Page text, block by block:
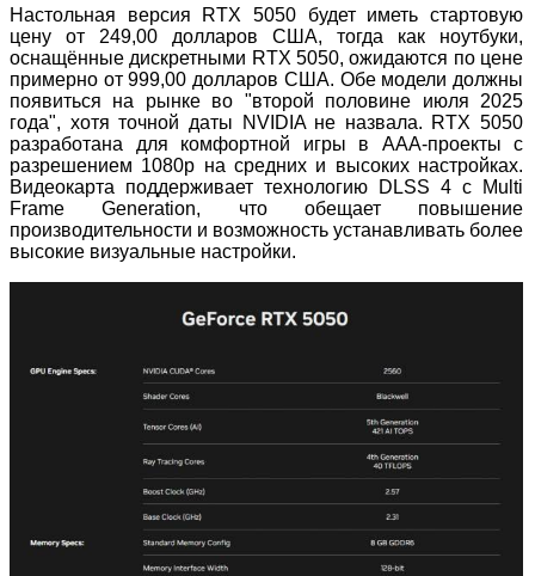
Настольная версия RTX 5050 будет иметь стартовую
цену от 249,00 долларов США, тогда как ноутбуки,
оснащённые дискретными RTX 5050, ожидаются по цене
примерно от 999,00 долларов США. Обе модели должны
появиться на рынке во "второй половине июля 2025
года", хотя точной даты NVIDIA не назвала. RTX 5050
разработана для комфортной игры в ААА-проекты с
разрешением 1080p на средних и высоких настройках.
Видеокарта поддерживает технологию DLSS 4 с Multi
Frame Generation, что обещает повышение
производительности и возможность устанавливать более
высокие визуальные настройки.